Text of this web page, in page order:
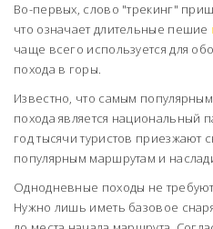
Во-первых, слово "трекинг"
что означает длительные пешие
чаще всего используется для
похода в горы.
Известно, что самым
похода является национальный
год тысячи туристов приезжают
популярным маршрутам и
Однодневные походы не
Нужно лишь иметь базовое